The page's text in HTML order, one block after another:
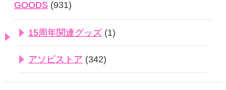
GOODS (931)
15周年関連グッズ (1)
アソビストア (342)